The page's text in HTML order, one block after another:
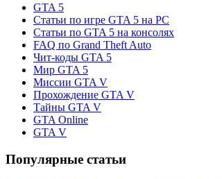
GTA 5
Статьи по игре GTA 5 на PC
Статьи по GTA 5 на консолях
FAQ по Grand Theft Auto
Чит-коды GTA 5
Мир GTA 5
Миссии GTA V
Прохождение GTA V
Тайны GTA V
GTA Online
GTA V
Популярные статьи